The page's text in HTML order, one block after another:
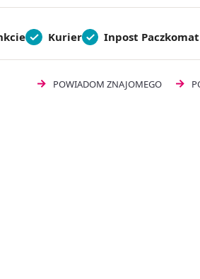
Kurier Inpost Paczkomat
POWIADOM ZNAJOMEGO